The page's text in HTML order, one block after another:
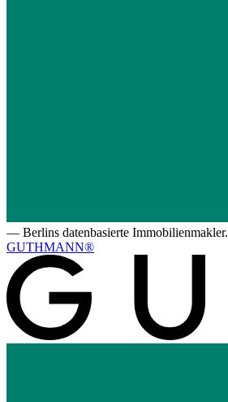
— Berlins datenbasierte Immobilienmakler.
GUTHMANN®